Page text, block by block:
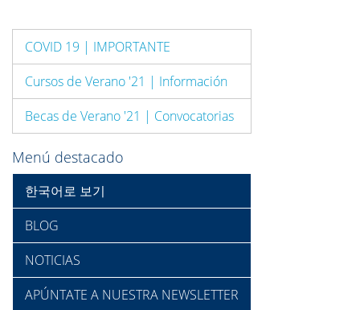
COVID 19 | IMPORTANTE
Cursos de Verano '21 | Información
Becas de Verano '21 | Convocatorias
Menú destacado
한국어로 보기
BLOG
NOTICIAS
APÚNTATE A NUESTRA NEWSLETTER